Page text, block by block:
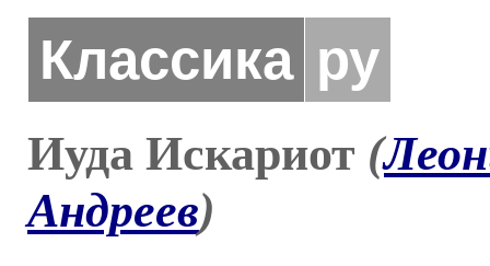
Классика ру
Иуда Искариот (
Андреев)